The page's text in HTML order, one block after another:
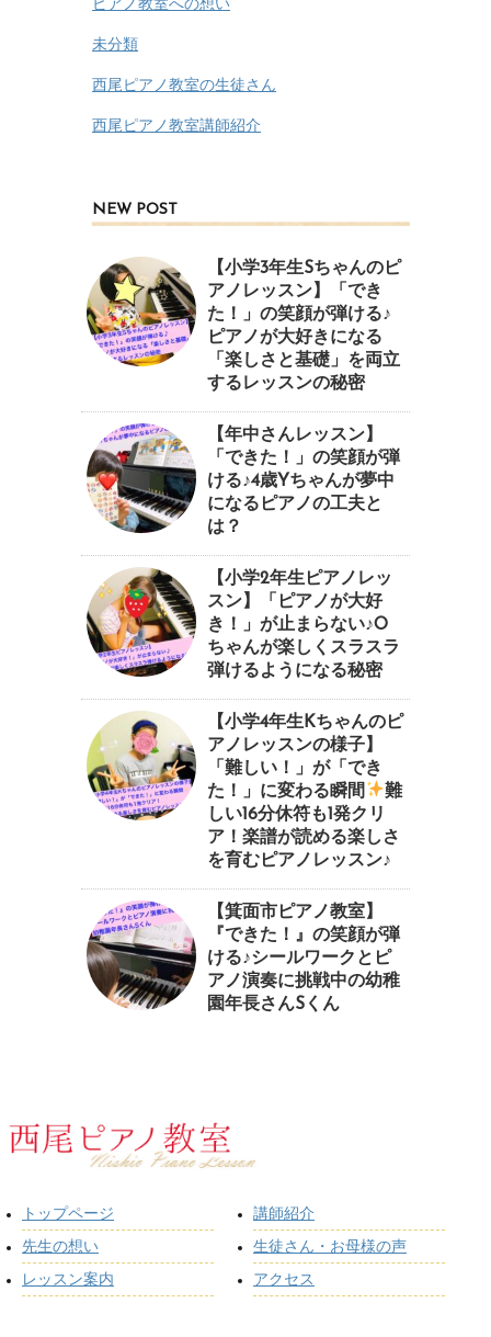
ピアノ教室への想い
未分類
西尾ピアノ教室の生徒さん
西尾ピアノ教室講師紹介
NEW POST
【小学3年生Sちゃんのピ
アノレッスン】「でき
た！」の笑顔が弾ける♪
ピアノが大好きになる
「楽しさと基礎」を両立
するレッスンの秘密
【年中さんレッスン】
「できた！」の笑顔が弾
ける♪4歳Yちゃんが夢中
になるピアノの工夫と
は？
【小学2年生ピアノレッ
スン】「ピアノが大好
き！」が止まらない♪O
ちゃんが楽しくスラスラ
弾けるようになる秘密
【小学4年生Kちゃんのピ
アノレッスンの様子】
「難しい！」が「でき
た！」に変わる瞬間
⁠難
しい16分休符も1発クリ
ア！楽譜が読める楽しさ
を育むピアノレッスン♪⁠
【箕面市ピアノ教室】
『できた！』の笑顔が弾
ける♪シールワークとピ
アノ演奏に挑戦中の幼稚
園年長さんSくん
トップページ
先生の想い
レッスン案内
講師紹介
生徒さん・お母様の声
アクセス